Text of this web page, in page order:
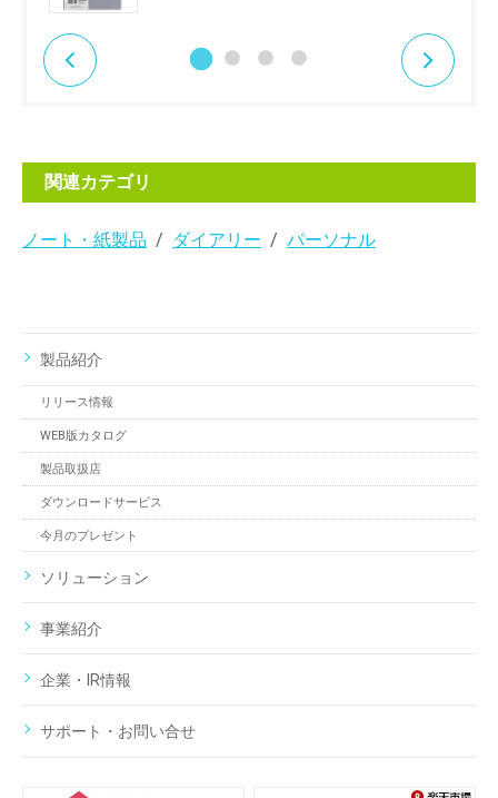
関連カテゴリ
ノート・紙製品 ダイアリー パーソナル
製品紹介
リリース情報
WEB版カタログ
製品取扱店
ダウンロードサービス
今月のプレゼント
ソリューション
事業紹介
企業・IR情報
サポート・お問い合せ